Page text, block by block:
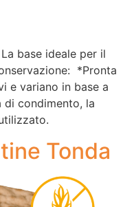
base ideale per il
*Pronta
e variano in base a
condimento, la
Tonda